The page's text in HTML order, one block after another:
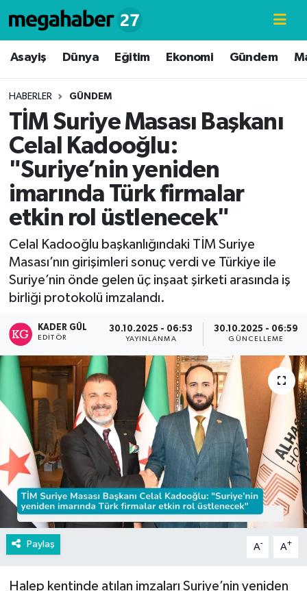
Asayiş Dünya Eğitim Ekonomi Gündem
HABERLER GÜNDEM
TİM Suriye Masası Başkanı
Celal Kadooğlu:
"Suriye’nin yeniden
imarında Türk firmalar
etkin rol üstlenecek"
Celal Kadooğlu başkanlığındaki TİM Suriye
Masası’nın girişimleri sonuç verdi ve Türkiye ile
Suriye’nin önde gelen üç inşaat şirketi arasında iş
birliği protokolü imzalandı.
KADER GÜL
EDITÖR
30.10.2025 - 06:53
YAYINLANMA
30.10.2025 - 06:59
GÜNCELLEME
Paylaş A- A+
Halep kentinde atılan imzaları Suriye’nin yeniden
Hava Durumu
Süper Lig Puan Durumu ve Fikstür
Tüm Manşetler
Son Dakika Haberleri
Haber Arşivi